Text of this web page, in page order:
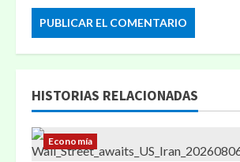
HISTORIAS RELACIONADAS
Economía